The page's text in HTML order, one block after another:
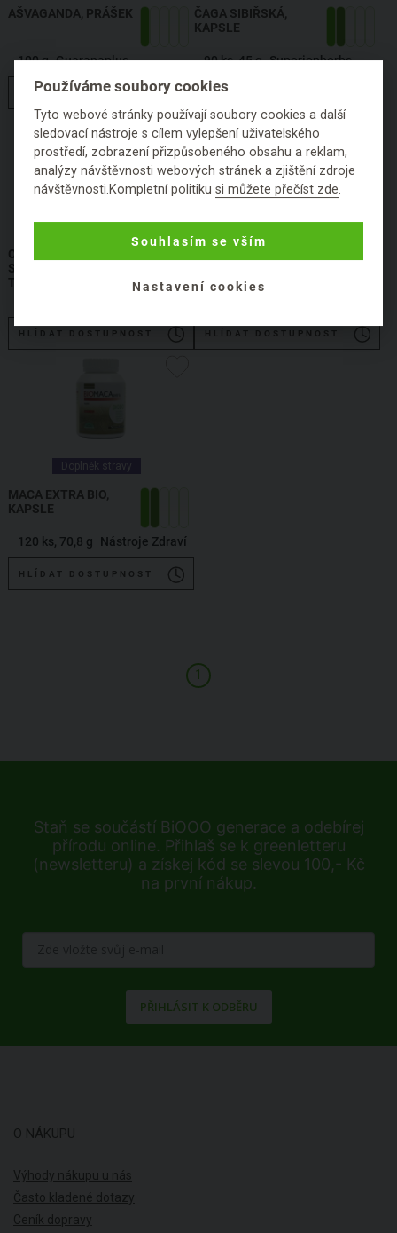
AŠVAGANDA, PRÁŠEK
100 g Guaranaplus
HLÍDAT DOSTUPNOST
ČAGA SIBIŘSKÁ,
KAPSLE
90 ks, 45 g Superionherbs
HLÍDAT DOSTUPNOST
Doplněk stravy
CHLORELLA PLUS
SPIRULINA BIO,
TABLETY
HLÍDAT DOSTUPNOST
Sleva 11%
Doplněk stravy
HLÍDAT DOSTUPNOST
Doplněk stravy
MACA EXTRA BIO,
KAPSLE
120 ks, 70,8 g Nástroje Zdraví
HLÍDAT DOSTUPNOST
1
Staň se součástí BiOOO generace a odebírej
přírodu online. Přihlaš se k greenletteru
(newsletteru) a získej kód se slevou 100,- Kč
na první nákup.
PŘIHLÁSIT K ODBĚRU
O NÁKUPU
Výhody nákupu u nás
Často kladené dotazy
Ceník dopravy
Používáme soubory cookies
Tyto webové stránky používají soubory cookies a další
sledovací nástroje s cílem vylepšení uživatelského
prostředí, zobrazení přizpůsobeného obsahu a reklam,
analýzy návštěvnosti webových stránek a zjištění zdroje
návštěvnosti.Kompletní politikusi můžete přečíst zde.
Souhlasím se vším
Nastavení cookies